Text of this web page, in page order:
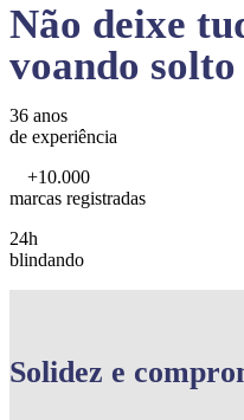
Não deixe
voando
36 anos
de experiência
+10.000
marcas registradas
24h
blindando
Solidez e